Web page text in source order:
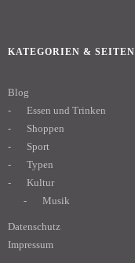
KATEGORIEN & SEITEN
Blog
Essen und Trinken
Shoppen
Sport
Typen
Kultur
Musik
Datenschutz
Impressum